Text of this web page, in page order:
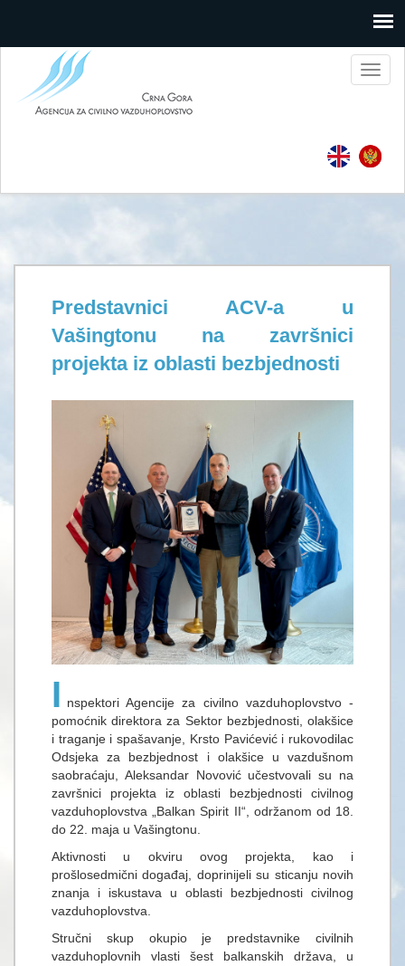
Predstavnici ACV-a u
Vašingtonu na završnici
projekta iz oblasti bezbjednosti
I nspektori Agencije za civilno vazduhoplovstvo -
pomoćnik direktora za Sektor bezbjednosti, olakšice
i traganje i spašavanje, Krsto Pavićević i rukovodilac
Odsjeka za bezbjednost i olakšice u vazdušnom
saobraćaju, Aleksandar Novović učestvovali su na
završnici projekta iz oblasti bezbjednosti civilnog
vazduhoplovstva „Balkan Spirit II“, održanom od 18.
do 22. maja u Vašingtonu.
Aktivnosti u okviru ovog projekta, kao i
prošlosedmični događaj, doprinijeli su sticanju novih
znanja i iskustava u oblasti bezbjednosti civilnog
vazduhoplovstva.
Stručni skup okupio je predstavnike civilnih
vazduhoplovnih vlasti šest balkanskih država, u